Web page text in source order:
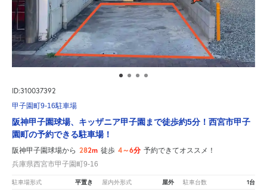
ID:310037392
甲子園町9-16駐車場
阪神甲子園球場、キッザニア甲子園まで徒歩約5分！西宮市甲子
園町の予約できる駐車場！
阪神甲子園球場から 282m 徒歩 4～6分 予約できてオススメ！
兵庫県西宮市甲子園町9-16
駐車場形式 平置き 屋内外形式 屋外 駐車台数 1台